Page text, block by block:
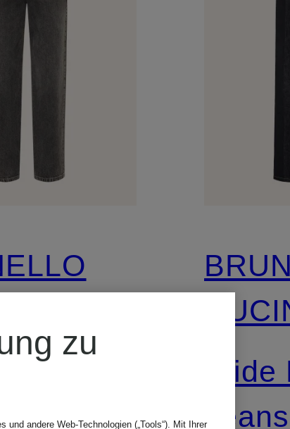
Jeans
Jeans
zu
andere Web-Technologien („Tools“). Mit Ihrer